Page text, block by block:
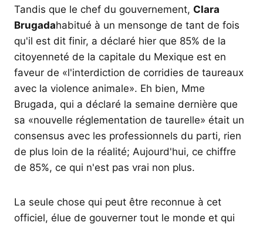
Tandis que le chef du gouvernement, Clara
Brugadahabitué à un mensonge de tant de fois
qu'il est dit finir, a déclaré hier que 85% de la
citoyenneté de la capitale du Mexique est en
faveur de «l'interdiction de corridies de taureaux
avec la violence animale». Eh bien, Mme
Brugada, qui a déclaré la semaine dernière que
sa «nouvelle réglementation de taurelle» était un
consensus avec les professionnels du parti, rien
de plus loin de la réalité; Aujourd'hui, ce chiffre
de 85%, ce qui n'est pas vrai non plus.
La seule chose qui peut être reconnue à cet
officiel, élue de gouverner tout le monde et qui